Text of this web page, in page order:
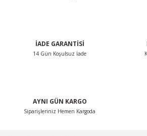
İADE GARANTİSİ
14 Gün Koşulsuz İade
AYNI GÜN KARGO
Siparişleriniz Hemen Kargoda